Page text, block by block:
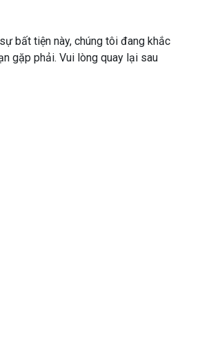
bất tiện này, chúng tôi đang khắc
gặp phải. Vui lòng quay lại sau